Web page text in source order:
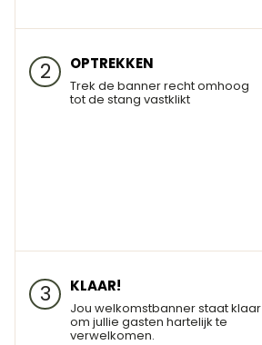
2 OPTREKKEN
Trek de banner recht omhoog
tot de stang vastklikt
3 KLAAR!
Jou welkomstbanner staat klaar
om jullie gasten hartelijk te
verwelkomen.